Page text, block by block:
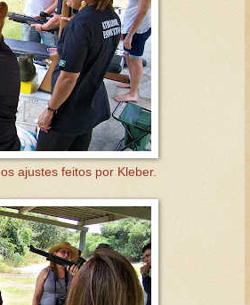
ajustes feitos por Kleber.